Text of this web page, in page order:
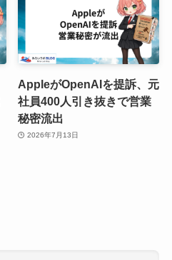
AppleがOpenAIを提訴、元
社員400人引き抜きで営業
秘密流出
2026年7月13日